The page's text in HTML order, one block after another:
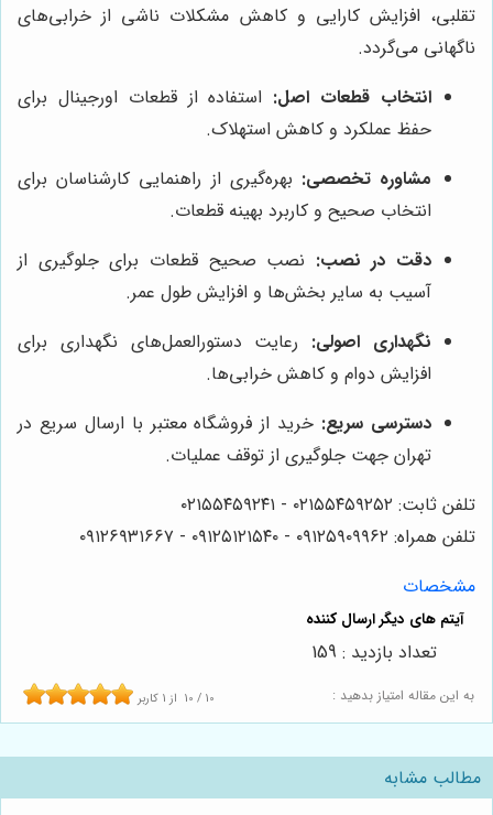
تقلبی، افزایش کارایی و کاهش مشکلات ناشی از خرابی‌های
ناگهانی می‌گردد.
انتخاب قطعات اصل: استفاده از قطعات اورجینال برای
حفظ عملکرد و کاهش استهلاک.
مشاوره تخصصی: بهره‌گیری از راهنمایی کارشناسان برای
انتخاب صحیح و کاربرد بهینه قطعات.
دقت در نصب: نصب صحیح قطعات برای جلوگیری از
آسیب به سایر بخش‌ها و افزایش طول عمر.
نگهداری اصولی: رعایت دستورالعمل‌های نگهداری برای
افزایش دوام و کاهش خرابی‌ها.
دسترسی سریع: خرید از فروشگاه معتبر با ارسال سریع در
تهران جهت جلوگیری از توقف عملیات.
تلفن ثابت: ۰۲۱۵۵۴۵۹۲۵۲ - ۰۲۱۵۵۴۵۹۲۴۱
تلفن همراه: ۰۹۱۲۵۹۰۹۹۶۲ - ۰۹۱۲۵۱۲۱۵۴۰‌‌‌ - ۰۹۱۲۶۹۳۱۶۶۷
مشخصات
به این مقاله امتیاز بدهید : 10 / 10 از 1 کاربر
تعداد بازدید : 159
مطالب مشابه